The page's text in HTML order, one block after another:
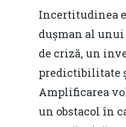
Incertitudinea
dușman al
de criză, un
predictibilitate
Amplificarea
un obstacol în